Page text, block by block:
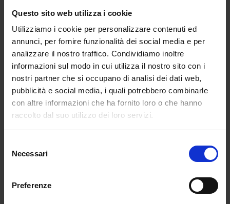
Questo sito web utilizza i cookie
Utilizziamo i cookie per personalizzare contenuti ed
annunci, per fornire funzionalità dei social media e per
analizzare il nostro traffico. Condividiamo inoltre
informazioni sul modo in cui utilizza il nostro sito con i
nostri partner che si occupano di analisi dei dati web,
pubblicità e social media, i quali potrebbero combinarle
con altre informazioni che ha fornito loro o che hanno
raccolto dal suo utilizzo dei loro servizi.
delNecessari
Preferenze
scolastiche entro le ore 16 del 21 gennaio per i
quali il sistema della Ragioneria Generale dello
Stato avrà verificato la disponibilità di fondi sui
relativi capitoli di spesa. Gin un’emissione è
stata attuata lo scorso 18 gennaio. Essa, come
spiegato da una nota ministeriale, ha
interessato: il personale riconducibile al c.d.
“organico covid”, ex art. 231 bis DL 34/2020; il
personale con incarichi di supplenza breve e
27 gennaio.